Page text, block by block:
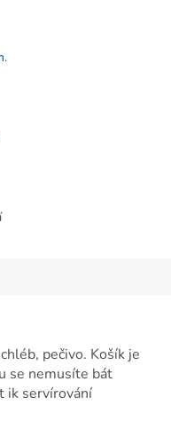
pečivo. Košík je
se nemusíte bát
ik servírování